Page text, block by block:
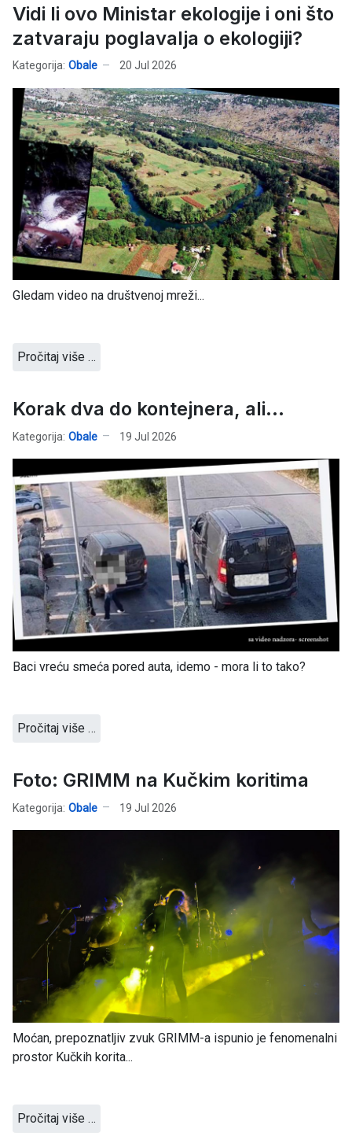
Vidi li ovo Ministar ekologije i oni što
zatvaraju poglavalja o ekologiji?
Kategorija: Obale 20 Jul 2026
Gledam video na društvenoj mreži...
Pročitaj više …
Korak dva do kontejnera, ali...
Kategorija: Obale 19 Jul 2026
Baci vreću smeća pored auta, idemo - mora li to tako?
Pročitaj više …
Foto: GRIMM na Kučkim koritima
Kategorija: Obale 19 Jul 2026
Moćan, prepoznatljiv zvuk GRIMM-a ispunio je fenomenalni
prostor Kučkih korita...
Pročitaj više …